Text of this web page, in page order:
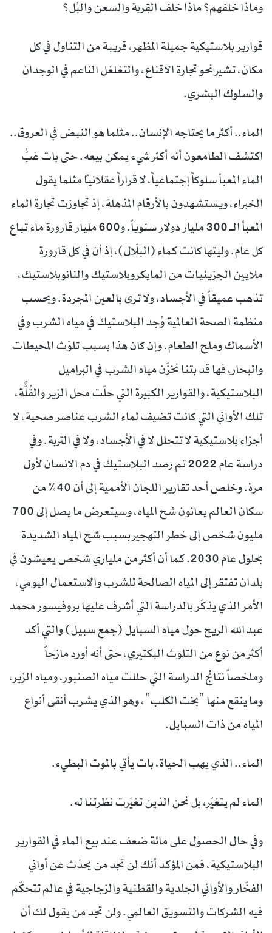
وماذا خلفهم؟ ماذا خلف القِربة والسعن والبُل؟
قوارير بلاستيكية جميلة المظهر، قريبة من التناول في كل
مكان، تشير نحو تجارة الاقناع، والتغلغل الناعم في الوجدان
والسلوك البشري.
الماء.. أكثر ما يحتاجه الإنسان.. مثلما هو النبض في العروق..
اكتشف الطامعون أنه أكثر شيء يمكن بيعه. حتى بات عَبُّ
الماء المعبأ سلوكاً إجتماعياً، لا قراراً عقلانياً مثلما يقول
الخبراء، ويستشهدون بالأرقام المذهلة، إذ تجاوزت تجارة الماء
المعبأ الــ 300 مليار دولار سنوياً. و600 مليار قارورة ماء تباع
كل عام. وليتها كانت كماء (البلّال)، إذ أن في كل قارورة
ملايين الجزيئيات من المايكروبلاستيك والنانوبلاستيك،
تذهب عميقاً في الأجساد، ولا ترى بالعين المجردة. وبحسب
منظمة الصحة العالمية وُجد البلاستيك في مياه الشرب وفي
الأسماك وملح الطعام. وإن كان هذا بسبب تلوّث المحيطات
والبحار، فها قد بتنا نخزّن مياه الشرب في البراميل
البلاستيكية، والقوارير الكبيرة التي حلّت محل الزير والقُلٌّة،
تلك الأواني التي كانت تضيف لماء الشرب عناصر صحية، لا
أجزاء بلاستيكية لا تتحلل لا في الأجساد، ولا في التربة. وفي
دراسة عام 2022 تم رصد البلاستيك في دم الانسان لأول
مرة. وخلص أحد تقارير اللجان الأممية إلى أن 40% من
سكان العالم يعانون شح المياه، وسيتعرض ما يصل إلى 700
مليون شخص إلى خطر التهجير بسبب شح المياه الشديدة
بحلول عام 2030. كما أن أكثر من ملياري شخص يعيشون في
بلدان تفتقر إلى المياه الصالحة للشرب والاستعمال اليومي،
الأمر الذي يذكّر بالدراسة التي أشرف عليها بروفيسور محمد
عبد الله الريح حول مياه السبايل (جمع سبيل) والتي أكد
أكثر من نوع من التلوث البكتيري، حتى أنه أورد مازحاً
وملخصاً نتائج الدراسة التي حللت مياه الصنبور، ومياه الزير،
وما ينقع منها “بخت الكلب”، وهو الذي يشرب أنقى أنواع
المياه من ذات السبايل.
الماء.. الذي يهب الحياة، بات يأتي بالموت البطيء.
الماء لم يتغيّر، بل نحن الذين تغيّرت نظرتنا له.
وفي حال الحصول على مائة ضعف عند بيع الماء في القوارير
البلاستيكية، فمن المؤكد أنك لن تجد من يحدّث عن أواني
الفخّار والأواني الجلدية والقطنية والزجاجية في عالم تتحكّم
فيه الشركات والتسويق العالمي. ولن تجد من يقول لك أن